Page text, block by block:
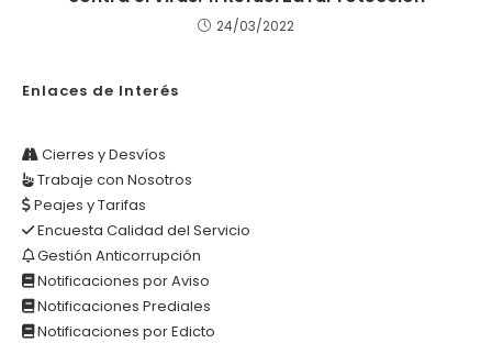
24/03/2022
Enlaces de Interés
Cierres y Desvíos
Trabaje con Nosotros
Peajes y Tarifas
Encuesta Calidad del Servicio
Gestión Anticorrupción
Notificaciones por Aviso
Notificaciones Prediales
Notificaciones por Edicto